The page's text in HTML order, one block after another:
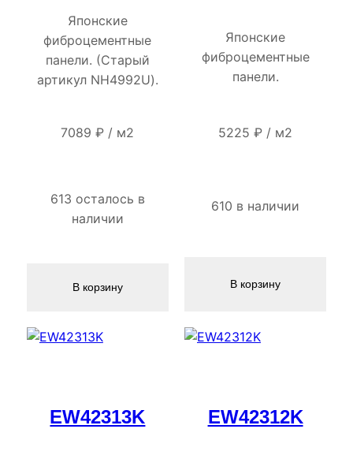
Японские
фиброцементные
панели. (Старый
артикул NH4992U).
7089₽ / м2
613 осталось в
наличии
В корзину
Японские
фиброцементные
панели.
5225₽ / м2
610 в наличии
В корзину
EW42313K EW42312K